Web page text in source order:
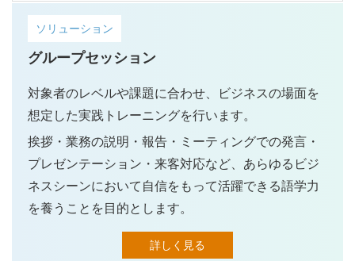
ソリューション
グループセッション
対象者のレベルや課題に合わせ、ビジネスの場面を
想定した実践トレーニングを行います。
挨拶・業務の説明・報告・ミーティングでの発言・
プレゼンテーション・来客対応など、あらゆるビジ
ネスシーンにおいて自信をもって活躍できる語学力
を養うことを目的とします。
詳しく見る